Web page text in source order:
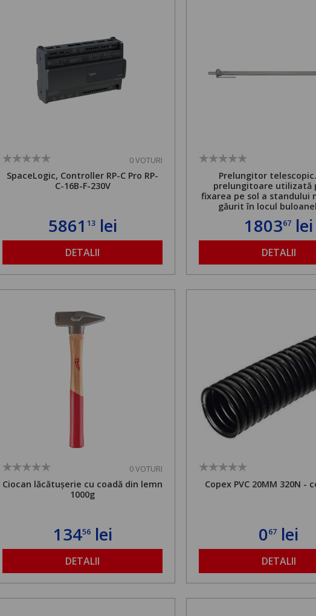
0 VOTURI
SpaceLogic, Controller RP-C Pro RP-
C-16B-F-230V
5861 13lei
DETALII
Prelungitor
prelungitoare utilizată
fixarea pe sol a standului
găurit în locul
ancorare. Greutate
de 500 kg și înălțime
180367 lei
DETALII
0 VOTURI
Ciocan lăcătușerie cu coadă din lemn
1000g
13456lei
DETALII
Copex PVC 20MM 320N -
067 lei
DETALII